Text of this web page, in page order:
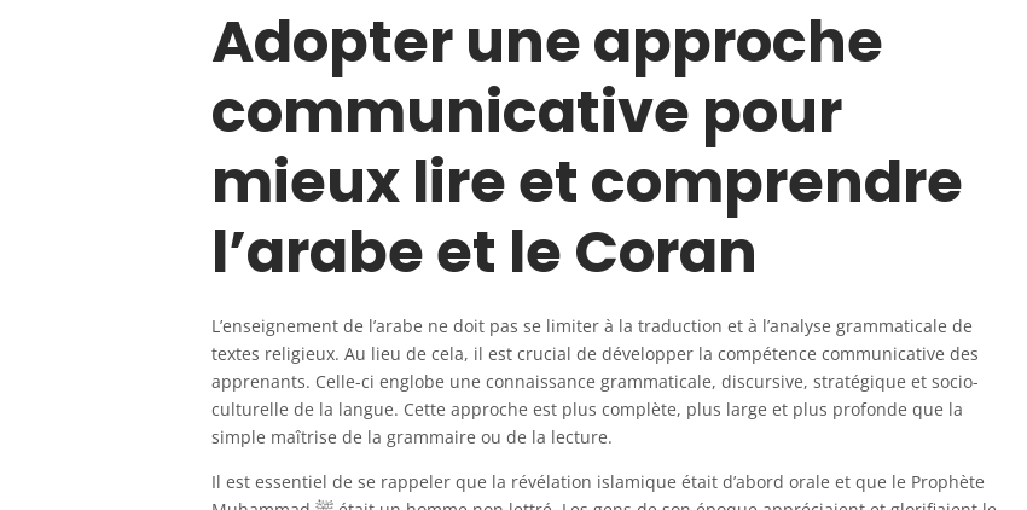
Adopter une approche
communicative pour
mieux lire et comprendre
l’arabe et le Coran
L’enseignement de l’arabe ne doit pas se limiter à la traduction et à l’analyse grammaticale de
textes religieux. Au lieu de cela, il est crucial de développer la compétence communicative des
apprenants. Celle-ci englobe une connaissance grammaticale, discursive, stratégique et socio-
culturelle de la langue. Cette approche est plus complète, plus large et plus profonde que la
simple maîtrise de la grammaire ou de la lecture.
Il est essentiel de se rappeler que la révélation islamique était d’abord orale et que le Prophète